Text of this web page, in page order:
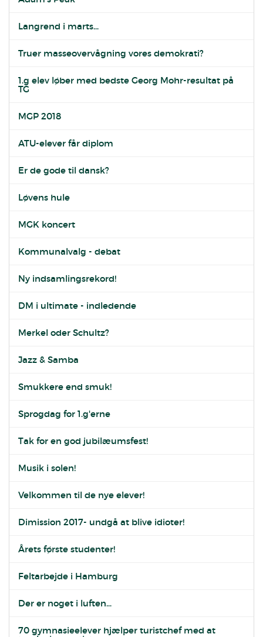
Langrend i marts...
Truer masseovervågning vores demokrati?
1.g elev løber med bedste Georg Mohr-resultat på
TG
MGP 2018
ATU-elever får diplom
Er de gode til dansk?
Løvens hule
MGK koncert
Kommunalvalg - debat
Ny indsamlingsrekord!
DM i ultimate - indledende
Merkel oder Schultz?
Jazz & Samba
Smukkere end smuk!
Sprogdag for 1.g'erne
Tak for en god jubilæumsfest!
Musik i solen!
Velkommen til de nye elever!
Dimission 2017- undgå at blive idioter!
Årets første studenter!
Feltarbejde i Hamburg
Der er noget i luften...
70 gymnasieelever hjælper turistchef med at